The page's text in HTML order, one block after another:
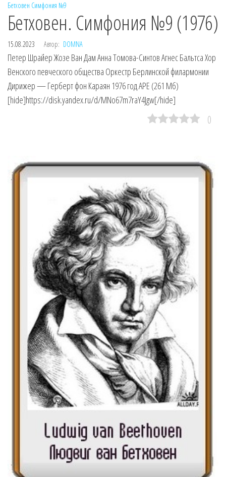
Бетховен Симфония №9
Бетховен. Симфония №9 (1976)
15.08.2023 Автор: DOMNA
Петер Шрайер Жозе Ван Дам Анна Томова-Синтов Агнес Бальтса Хор
Венского певческого общества Оркестр Берлинской филармонии
Дирижер — Герберт фон Караян 1976 год APE (261 Мб)
[hide]https://disk.yandex.ru/d/MNo67m7raY4Jgw[/hide]
0